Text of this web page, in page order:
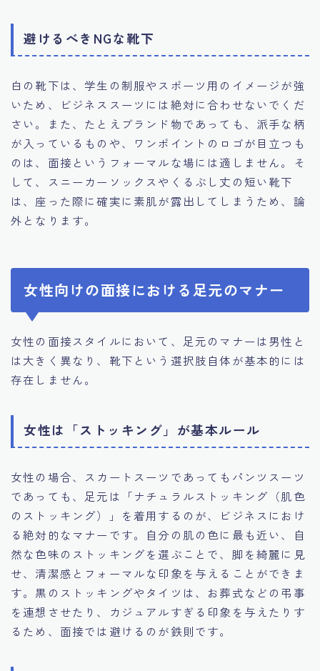
避けるべきNGな靴下
白の靴下は、学生の制服やスポーツ用のイメージが強
いため、ビジネススーツには絶対に合わせないでくだ
さい。また、たとえブランド物であっても、派手な柄
が入っているものや、ワンポイントのロゴが目立つも
のは、面接というフォーマルな場には適しません。そ
して、スニーカーソックスやくるぶし丈の短い靴下
は、座った際に確実に素肌が露出してしまうため、論
外となります。
女性向けの面接における足元のマナー
女性の面接スタイルにおいて、足元のマナーは男性と
は大きく異なり、靴下という選択肢自体が基本的には
存在しません。
女性は「ストッキング」が基本ルール
女性の場合、スカートスーツであってもパンツスーツ
であっても、足元は「ナチュラルストッキング（肌色
のストッキング）」を着用するのが、ビジネスにおけ
る絶対的なマナーです。自分の肌の色に最も近い、自
然な色味のストッキングを選ぶことで、脚を綺麗に見
せ、清潔感とフォーマルな印象を与えることができま
す。黒のストッキングやタイツは、お葬式などの弔事
を連想させたり、カジュアルすぎる印象を与えたりす
るため、面接では避けるのが鉄則です。